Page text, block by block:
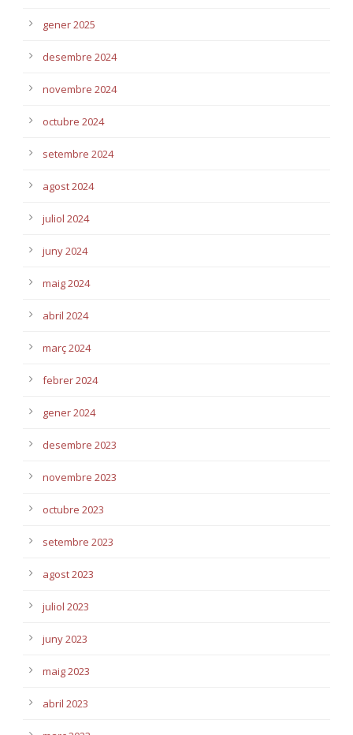
gener 2025
desembre 2024
novembre 2024
octubre 2024
setembre 2024
agost 2024
juliol 2024
juny 2024
maig 2024
abril 2024
març 2024
febrer 2024
gener 2024
desembre 2023
novembre 2023
octubre 2023
setembre 2023
agost 2023
juliol 2023
juny 2023
maig 2023
abril 2023